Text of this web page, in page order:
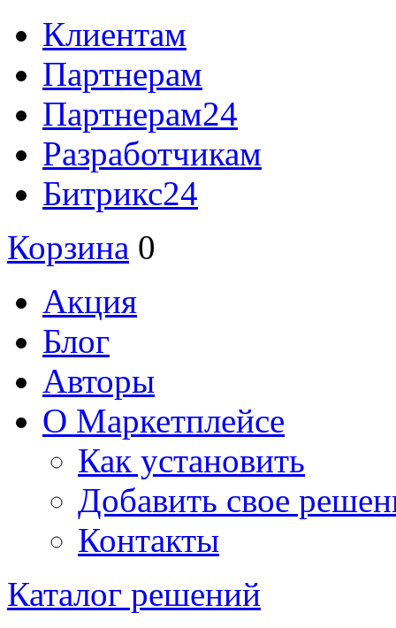
Клиентам
Партнерам
Партнерам24
Разработчикам
Битрикс24
Корзина 0
Акция
Блог
Авторы
О Маркетплейсе
Как установить
Добавить свое
Контакты
Каталог решений